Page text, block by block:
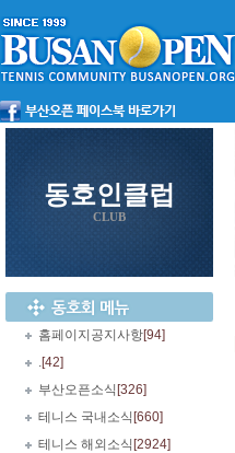
동호인클럽
CLUB
홈페이지공지사항[94]
.[42]
부산오픈소식 [326]
테니스 국내소식 [660]
테니스 해외소식 [2924]